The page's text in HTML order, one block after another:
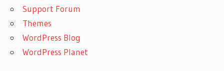
Support Forum
Themes
WordPress Blog
WordPress Planet